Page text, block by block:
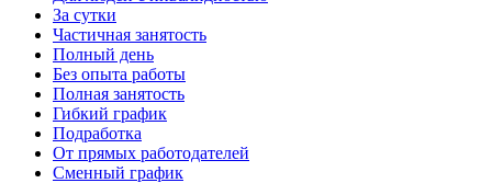
За сутки
Частичная занятость
Полный день
Без опыта работы
Полная занятость
Гибкий график
Подработка
От прямых работодателей
Сменный график